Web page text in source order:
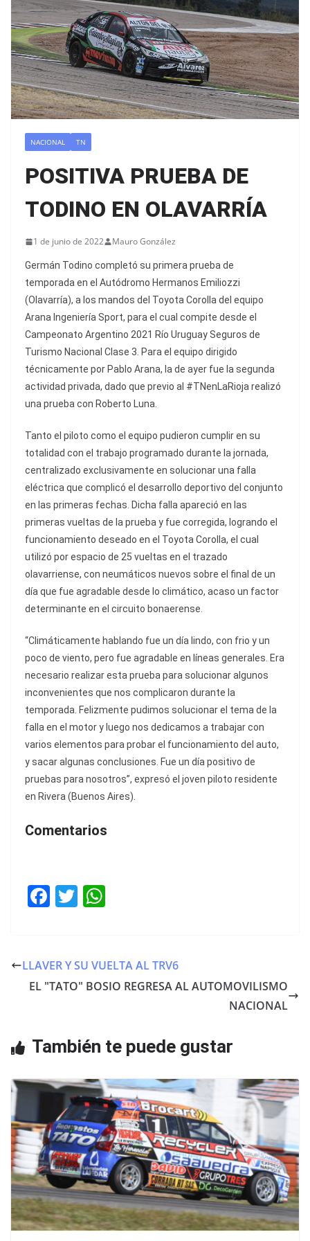
NACIONAL TN
POSITIVA PRUEBA DE
TODINO EN OLAVARRÍA
1 de junio de 2022 Mauro González
Germán Todino completó su primera prueba de
temporada en el Autódromo Hermanos Emiliozzi
(Olavarría), a los mandos del Toyota Corolla del equipo
Arana Ingeniería Sport, para el cual compite desde el
Campeonato Argentino 2021 Río Uruguay Seguros de
Turismo Nacional Clase 3. Para el equipo dirigido
técnicamente por Pablo Arana, la de ayer fue la segunda
actividad privada, dado que previo al #TNenLaRioja realizó
una prueba con Roberto Luna.
Tanto el piloto como el equipo pudieron cumplir en su
totalidad con el trabajo programado durante la jornada,
centralizado exclusivamente en solucionar una falla
eléctrica que complicó el desarrollo deportivo del conjunto
en las primeras fechas. Dicha falla apareció en las
primeras vueltas de la prueba y fue corregida, logrando el
funcionamiento deseado en el Toyota Corolla, el cual
utilizó por espacio de 25 vueltas en el trazado
olavarriense, con neumáticos nuevos sobre el final de un
día que fue agradable desde lo climático, acaso un factor
determinante en el circuito bonaerense.
“Climáticamente hablando fue un día lindo, con frio y un
poco de viento, pero fue agradable en líneas generales. Era
necesario realizar esta prueba para solucionar algunos
inconvenientes que nos complicaron durante la
temporada. Felizmente pudimos solucionar el tema de la
falla en el motor y luego nos dedicamos a trabajar con
varios elementos para probar el funcionamiento del auto,
y sacar algunas conclusiones. Fue un día positivo de
pruebas para nosotros”, expresó el joven piloto residente
en Rivera (Buenos Aires).
Comentarios
F
e
b
k
T
er s
A
LLAVER Y SU VUELTA AL TRV6
EL "TATO" BOSIO REGRESA AL AUTOMOVILISMO
NACIONAL
También te puede gustar